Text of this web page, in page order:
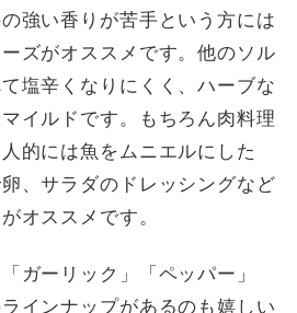
強い香りが苦手という方には
ズがオススメです。他のソル
塩辛くなりにくく、ハーブな
イルドです。もちろん肉料理
的には魚をムニエルにした
、サラダのドレッシングなど
オススメです。
ガーリック」「ペッパー」
ラインナップがあるのも嬉しい